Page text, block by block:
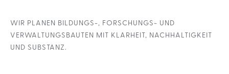
WIR PLANEN BILDUNGS-, FORSCHUNGS- UND
VERWALTUNGSBAUTEN MIT KLARHEIT, NACHHALTIGKEIT
UND SUBSTANZ.